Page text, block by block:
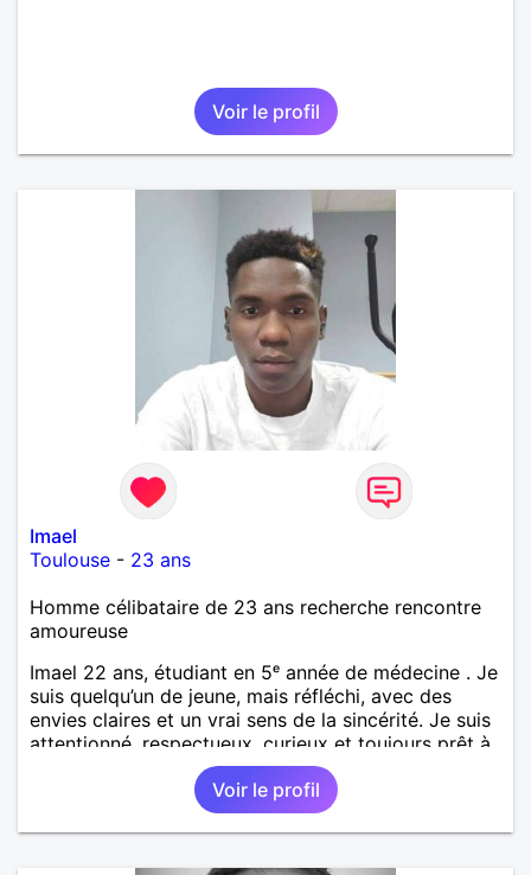
Voir le profil
Imael
Toulouse - 23 ans
Homme célibataire de 23 ans recherche rencontre
amoureuse
Imael 22 ans, étudiant en 5ᵉ année de médecine . Je
suis quelqu’un de jeune, mais réfléchi, avec des
envies claires et un vrai sens de la sincérité. Je suis
attentionné, respectueux, curieux et toujours prêt à
écouter. J’aime les discussions profondes, les
moments simples qui restent en mémoire, et j’ai un
vrai sens de l’humour qui détend les situations. Je
suis attiré par les femmes mûres, celles qui ont de
Voir le profil